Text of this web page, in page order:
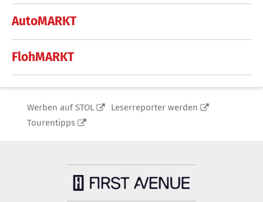
AutoMARKT
FlohMARKT
Werben auf STOL
Leserreporter werden
Tourentipps